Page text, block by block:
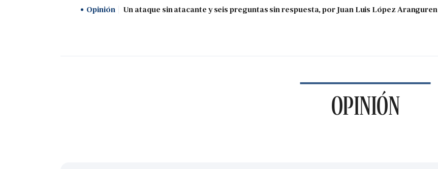
Opinión Un ataque sin atacante y seis preguntas sin respuesta, por Juan Luis López Aranguren
OPINIÓN